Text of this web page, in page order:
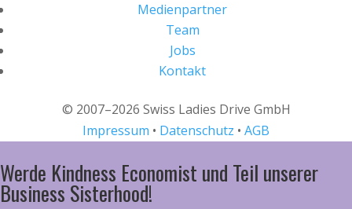
Medienpartner
Team
Jobs
Kontakt
© 2007–2026 Swiss Ladies Drive GmbH
Impressum • Datenschutz • AGB
Werde Kindness Economist und Teil unserer
Business Sisterhood!